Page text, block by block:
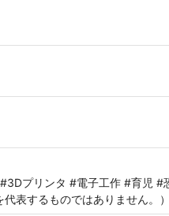
プリンタ #電子工作 #育児 #
表するものではありません。）